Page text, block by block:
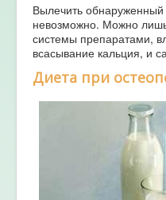
Вылечить
невозможно. Можно
системы препаратами,
всасывание кальция, и
Диета при